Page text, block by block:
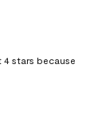
4 stars because